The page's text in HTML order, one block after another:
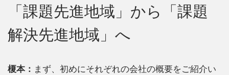
「課題先進地域」から「課題
解決先進地域」へ
榎本： まず、初めにそれぞれの会社の概要をご紹介い